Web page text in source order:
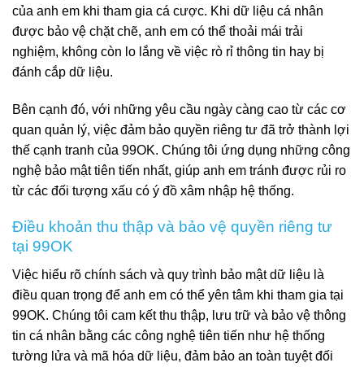
của anh em khi tham gia cá cược. Khi dữ liệu cá nhân
được bảo vệ chặt chẽ, anh em có thể thoải mái trải
nghiệm, không còn lo lắng về việc rò rỉ thông tin hay bị
đánh cắp dữ liệu.
Bên cạnh đó, với những yêu cầu ngày càng cao từ các cơ
quan quản lý, việc đảm bảo quyền riêng tư đã trở thành lợi
thế cạnh tranh của 99OK. Chúng tôi ứng dụng những công
nghệ bảo mật tiên tiến nhất, giúp anh em tránh được rủi ro
từ các đối tượng xấu có ý đồ xâm nhập hệ thống.
Điều khoản thu thập và bảo vệ quyền riêng tư
tại 99OK
Việc hiểu rõ chính sách và quy trình bảo mật dữ liệu là
điều quan trọng để anh em có thể yên tâm khi tham gia tại
99OK. Chúng tôi cam kết thu thập, lưu trữ và bảo vệ thông
tin cá nhân bằng các công nghệ tiên tiến như hệ thống
tường lửa và mã hóa dữ liệu, đảm bảo an toàn tuyệt đối